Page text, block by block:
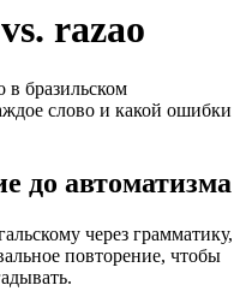
razao
в бразильском
слово и какой ошибки
до автоматизма
через грамматику,
повторение, чтобы